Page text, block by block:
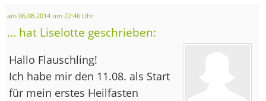
am 06.08.2014 um 22:46 Uhr
... hat Liselotte geschrieben:
Hallo Flauschling!
Ich habe mir den 11.08. als Start
für mein erstes Heilfasten